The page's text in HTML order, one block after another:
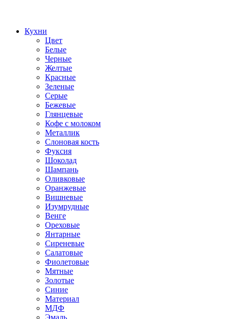
Кухни
Цвет
Белые
Черные
Желтые
Красные
Зеленые
Серые
Бежевые
Глянцевые
Кофе с молоком
Металлик
Слоновая кость
Фуксия
Шоколад
Шампань
Оливковые
Оранжевые
Вишневые
Изумрудные
Венге
Ореховые
Янтарные
Сиреневые
Салатовые
Фиолетовые
Мятные
Золотые
Синие
Материал
МДФ
Эмаль